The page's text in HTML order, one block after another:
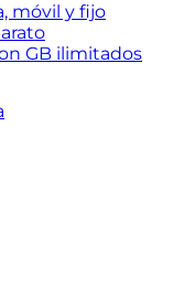
móvil y fijo
GB ilimitados